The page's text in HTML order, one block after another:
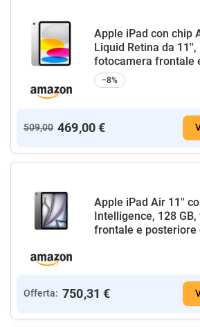
Apple iPad con chip
Liquid Retina da 11'',
fotocamera frontale
−8%
509,00 469,00 €
Apple iPad Air 11''
Intelligence, 128
frontale e posteriore
Offerta: 750,31 €